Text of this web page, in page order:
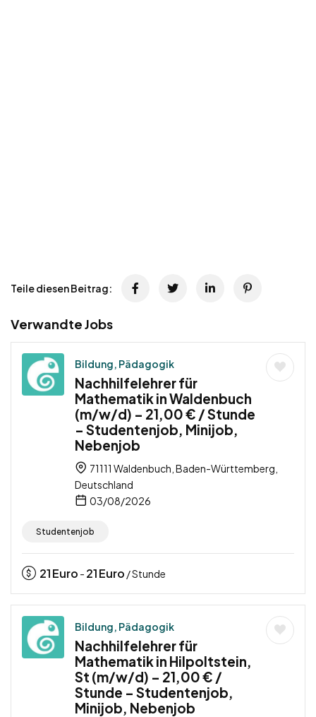
Teile diesen Beitrag:
Verwandte Jobs
Bildung, Pädagogik
Nachhilfelehrer für
Mathematik in Waldenbuch
(m/w/d) – 21,00 € / Stunde
– Studentenjob, Minijob,
Nebenjob
71111 Waldenbuch, Baden-Württemberg,
Deutschland
03/08/2026
Studentenjob
21Euro - 21Euro / Stunde
Bildung, Pädagogik
Nachhilfelehrer für
Mathematik in Hilpoltstein,
St (m/w/d) – 21,00 € /
Stunde – Studentenjob,
Minijob, Nebenjob